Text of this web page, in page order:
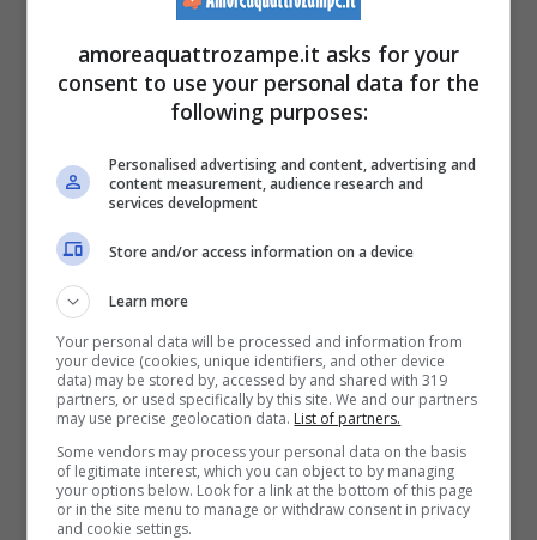
non essere il posto che noi avevamo
pensato per lei: poco male, se lo sceglierà da
sola e lì si sentirà sicuramente più a suo
Per allestire il nido potrebbe andare alla
ricerca di coperte o altri tessutiper rendere
più comodo e caldo il giaciglio. Questi stessi
comportamenti possono verificarsi anche in
caso di gravidanza isterica nei cani, quando
in realtà la femmina non è incinta ma si
comporta come se lo fosse, compresi
cambiamenti fisici evidenti come
amoreaquattrozampe.it asks for your
consent to use your personal data for the
following purposes:
Personalised advertising and content, advertising and
content measurement, audience research and
services development
Store and/or access information on a device
Learn more
Your personal data will be processed and information from
your device (cookies, unique identifiers, and other device
data) may be stored by, accessed by and shared with 319
partners, or used specifically by this site. We and our partners
may use precise geolocation data. List of partners.
Some vendors may process your personal data on the basis
of legitimate interest, which you can object to by managing
your options below. Look for a link at the bottom of this page
or in the site menu to manage or withdraw consent in privacy
and cookie settings.